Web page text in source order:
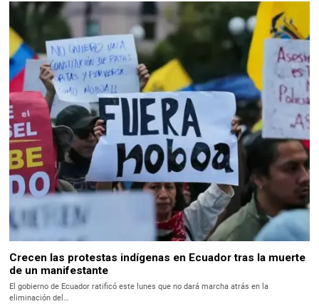
Crecen las protestas indígenas en Ecuador tras la muerte
de un manifestante
El gobierno de Ecuador ratificó este lunes que no dará marcha atrás en la
eliminación del…